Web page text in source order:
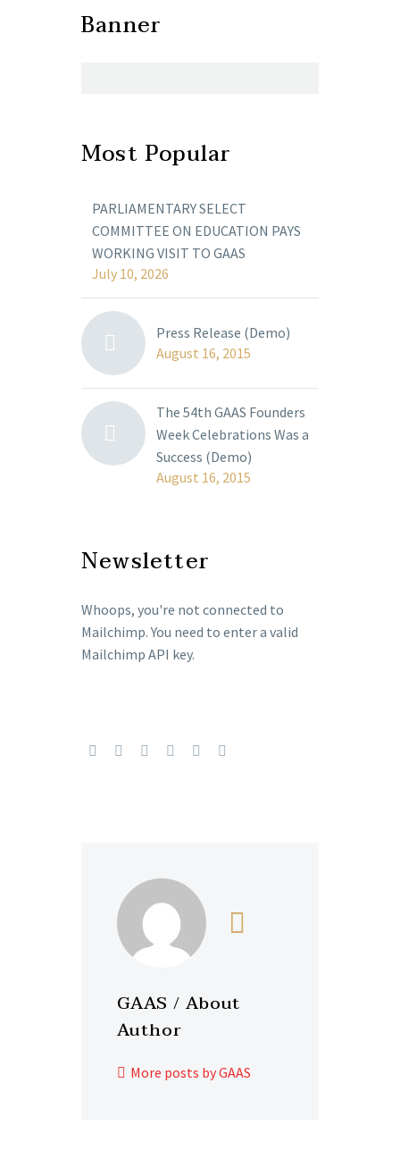
Banner
Most Popular
PARLIAMENTARY SELECT
COMMITTEE ON EDUCATION PAYS
WORKING VISIT TO GAAS
July 10, 2026
Press Release (Demo)
August 16, 2015
The 54th GAAS Founders
Week Celebrations Was a
Success (Demo)
August 16, 2015
Newsletter
Whoops, you're not connected to
Mailchimp. You need to enter a valid
Mailchimp API key.
GAAS / About
Author
More posts by GAAS